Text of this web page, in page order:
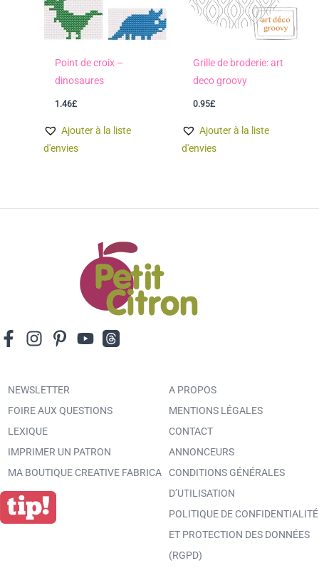
Point de croix –
dinosaures
1.46£
Ajouter à la liste
d'envies
Grille de broderie: art
deco groovy
0.95£
Ajouter à la liste
d'envies
NEWSLETTER
FOIRE AUX QUESTIONS
LEXIQUE
IMPRIMER UN PATRON
MA BOUTIQUE CREATIVE FABRICA
A PROPOS
MENTIONS LÉGALES
CONTACT
ANNONCEURS
CONDITIONS GÉNÉRALES
D’UTILISATION
POLITIQUE DE CONFIDENTIALITÉ
ET PROTECTION DES DONNÉES
(RGPD)